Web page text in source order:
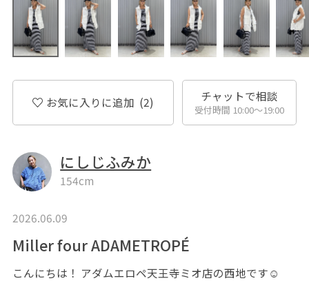
お気に入りに追加 (2) チャットで相談
受付時間 10:00〜19:00
にしじふみか
154cm
2026.06.09
Miller four ADAMETROPÉ
こんにちは！ アダムエロペ天王寺ミオ店の西地です☺︎